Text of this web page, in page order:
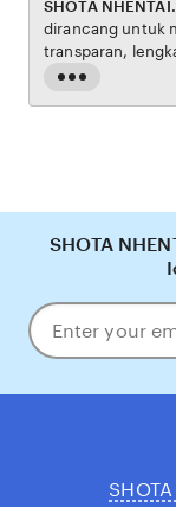
Read
the
SHOTA
dirancang untuk
transparan, lengkap dengan fitur login cepat dan navigasi yang ramah
transaksi dijamin aman, sementara update
pecinta
SHOTA
Enter
your